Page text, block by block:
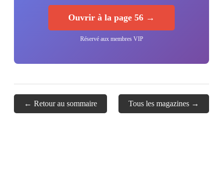
Ouvrir à la page 56 →
Réservé aux membres VIP
← Retour au sommaire Tous les magazines →